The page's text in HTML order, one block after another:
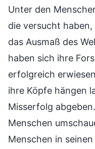
Unter den
die versucht
das Ausmaß des
haben sich ihre
erfolgreich
ihre Köpfe hängen
Misserfolg
Menschen
Menschen in